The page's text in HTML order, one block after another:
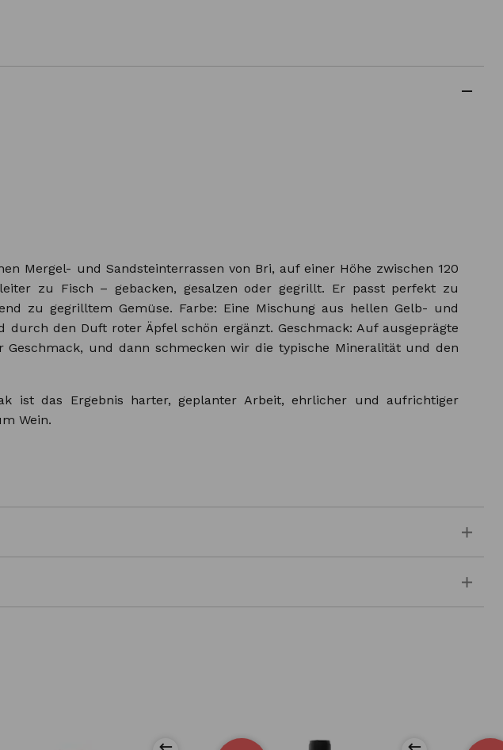
Mergel- und Sandsteinterrassen von Bri, auf einer Höhe zwischen 120
zu Fisch – gebacken, gesalzen oder gegrillt. Er passt perfekt zu
zu gegrilltem Gemüse. Farbe: Eine Mischung aus hellen Gelb- und
den Duft roter Äpfel schön ergänzt. Geschmack: Auf ausgeprägte
und dann schmecken wir die typische Mineralität und den
ist das Ergebnis harter, geplanter Arbeit, ehrlicher und aufrichtiger
Wein.